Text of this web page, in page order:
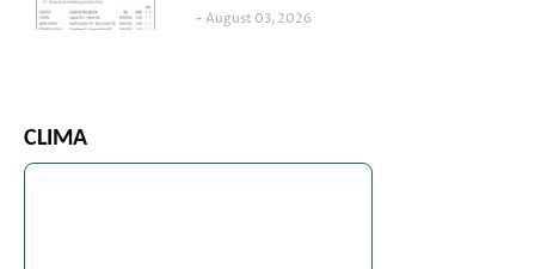
August 03, 2026
CLIMA